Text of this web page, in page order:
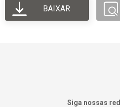
BAIXAR
Siga nossas